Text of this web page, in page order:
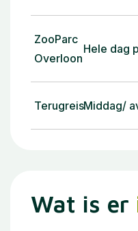
ZooParc
Overloon
Hele dag
TerugreisMiddag/
Wat is er